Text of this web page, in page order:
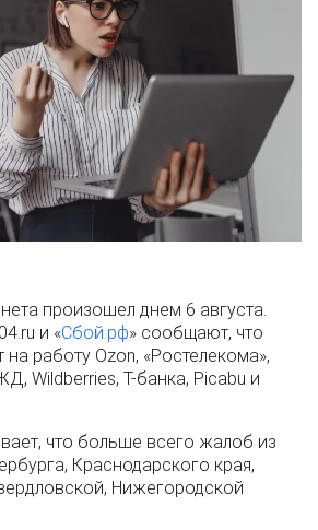
произошел днем 6 августа.
и «Сбой.рф» сообщают, что
работу Ozon, «Ростелекома»,
Wildberries, Т-банка, Picabu и
что больше всего жалоб из
Краснодарского края,
Нижегородской